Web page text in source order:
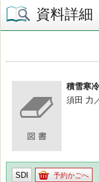
資料詳細
積雪寒
須田 力
SDI 予約かごへ